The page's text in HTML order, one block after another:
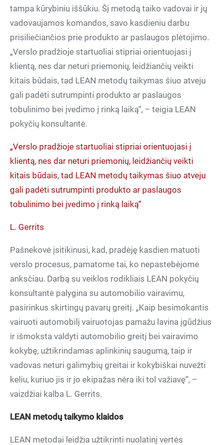
tampa kūrybiniu iššūkiu. Šį metodą taiko vadovai ir jų
vadovaujamos komandos, savo kasdieniu darbu
prisiliečiančios prie produkto ar paslaugos plėtojimo.
„Verslo pradžioje startuoliai stipriai orientuojasi į
klientą, nes dar neturi priemonių, leidžiančių veikti
kitais būdais, tad LEAN metodų taikymas šiuo atveju
gali padėti sutrumpinti produkto ar paslaugos
tobulinimo bei įvedimo į rinką laiką“, – teigia LEAN
pokyčių konsultantė.
„Verslo pradžioje startuoliai stipriai orientuojasi į
klientą, nes dar neturi priemonių, leidžiančių veikti
kitais būdais, tad LEAN metodų taikymas šiuo atveju
gali padėti sutrumpinti produkto ar paslaugos
tobulinimo bei įvedimo į rinką laiką“
L. Gerrits
Pašnekovė įsitikinusi, kad, pradėję kasdien matuoti
verslo procesus, pamatome tai, ko nepastebėjome
anksčiau. Darbą su veiklos rodikliais LEAN pokyčių
konsultantė palygina su automobilio vairavimu,
pasirinkus skirtingų pavarų greitį. „Kaip besimokantis
vairuoti automobilį vairuotojas pamažu lavina įgūdžius
ir išmoksta valdyti automobilio greitį bei vairavimo
kokybę, užtikrindamas aplinkinių saugumą, taip ir
vadovas neturi galimybių greitai ir kokybiškai nuvežti
keliu, kuriuo jis ir jo ekipažas nėra iki tol važiavę“, –
vaizdžiai kalba L. Gerrits.
LEAN metodų taikymo klaidos
LEAN metodai leidžia užtikrinti nuolatinį vertės